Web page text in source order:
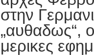
στην
„αυθαδως“,
μερικες